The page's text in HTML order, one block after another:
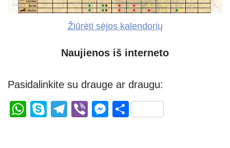
Žiūrėti sėjos kalendorių
Naujienos iš interneto
Pasidalinkite su drauge ar draugu:
W
S
T
Vi
M S